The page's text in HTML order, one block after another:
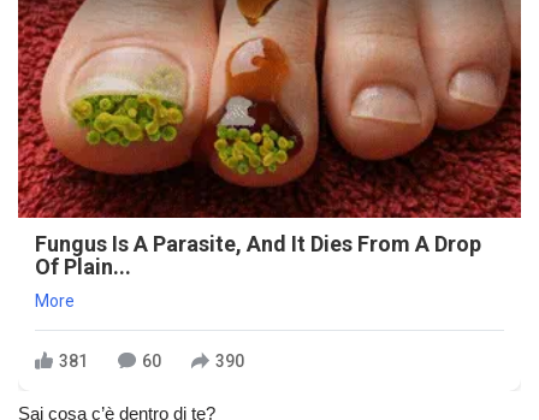
Fungus Is A Parasite, And It Dies From A Drop
Of Plain...
More
381 60 390
Sai cosa c’è dentro di te?